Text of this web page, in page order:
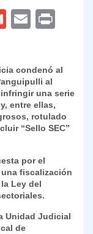
G
l
E
l
condenó al
al
una serie
entre ellas,
rotulado
“Sello SEC”
por el
una fiscalización
Ley del
Unidad Judicial
de